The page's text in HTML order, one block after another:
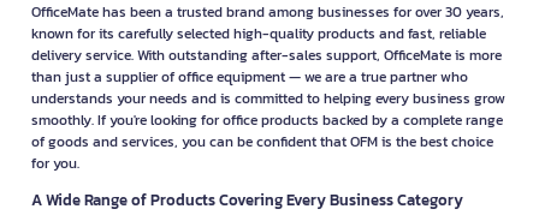
OfficeMate has been a trusted brand among businesses for over 30 years,
known for its carefully selected high-quality products and fast, reliable
delivery service. With outstanding after-sales support, OfficeMate is more
than just a supplier of office equipment — we are a true partner who
understands your needs and is committed to helping every business grow
smoothly. If you're looking for office products backed by a complete range
of goods and services, you can be confident that OFM is the best choice
for you.
A Wide Range of Products Covering Every Business Category